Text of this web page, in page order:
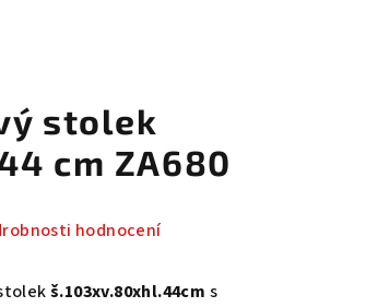
stolek
cm ZA680
hodnocení
š.103xv.80xhl.44cm s